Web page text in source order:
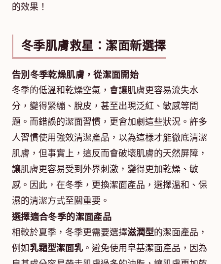
的效果！
冬季肌膚救星：潔面新選擇
告別冬季乾燥肌膚，從潔面開始
冬季的低溫和乾燥空氣，會讓肌膚更容易流失水
分，變得緊繃、脫皮，甚至出現泛紅、敏感等問
題。而錯誤的潔面習慣，更會加劇這些狀況。許多
人習慣使用強效清潔產品，以為這樣才能徹底清潔
肌膚，但事實上，這反而會破壞肌膚的天然屏障，
讓肌膚更容易受到外界刺激，變得更加乾燥、敏
感。因此，在冬季，更換潔面產品，選擇溫和、保
濕的清潔方式至關重要。
選擇適合冬季的潔面產品
相較於夏季，冬季更需要選擇滋潤型的潔面產品，
例如乳霜型潔面乳 。避免使用皁基潔面產品，因為